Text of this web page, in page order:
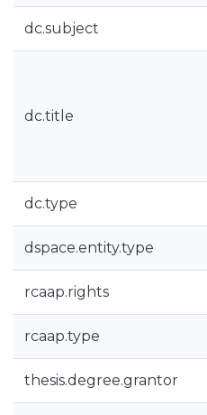
dc.subject
dc.title
dc.type
dspace.entity.type
rcaap.rights
rcaap.type
thesis.degree.grantor